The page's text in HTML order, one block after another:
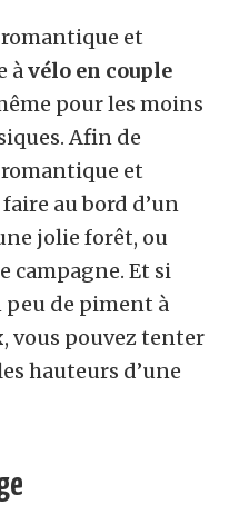
et
à vélo en couple
pour les moins
Afin de
et
au bord d’un
jolie forêt, ou
campagne. Et si
de piment à
, vous pouvez tenter
hauteurs d’une